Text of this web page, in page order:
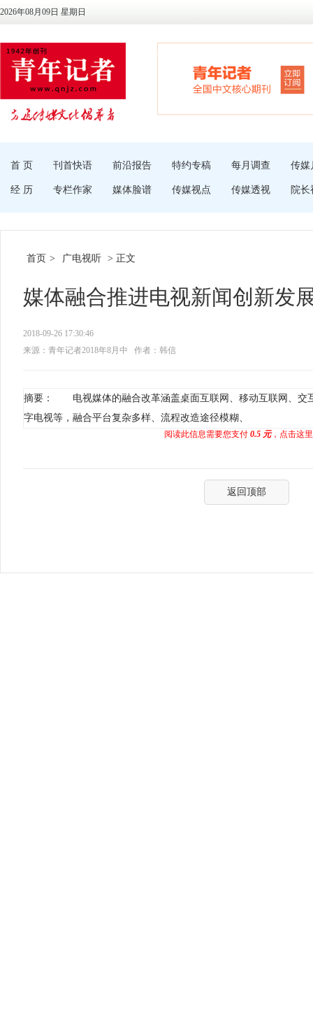
2026年08月09日 星期日
首 页 刊首快语 前沿报告 特约专稿 每月调查 传媒
经 历 专栏作家 媒体脸谱 传媒视点 传媒透视 院长
首页 > 广电视听 > 正文
媒体融合推进电视新闻创新发
2018-09-26 17:30:46
来源：青年记者2018年8月中
作者：韩信
摘要： 电视媒体的融合改革涵盖桌面互联网、移动互联网、交
字电视等，融合平台复杂多样、流程改造途径模糊、
阅读此信息需要您支付 0.5 元，点击这
返回顶部